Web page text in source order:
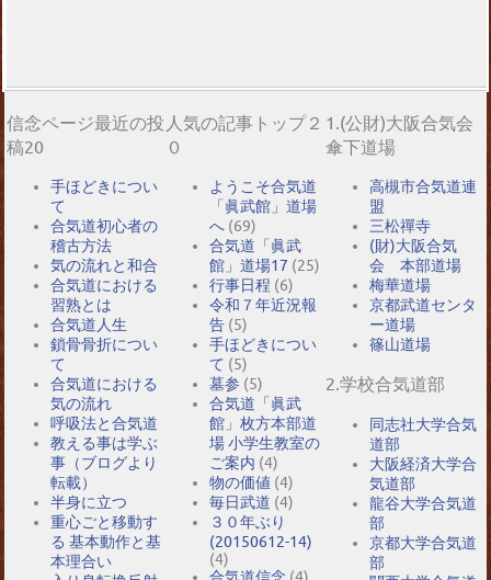
信念ページ最近の投
稿20
手ほどきについ
て
合気道初心者の
稽古方法
気の流れと和合
合気道における
習熟とは
合気道人生
鎖骨骨折につい
て
合気道における
気の流れ
呼吸法と合気道
教える事は学ぶ
事（ブログより
転載）
半身に立つ
重心ごと移動す
る 基本動作と基
本理合い
人気の記事トップ２
０
ようこそ合気道
「眞武館」道場
へ (69)
合気道「眞武
館」道場17 (25)
行事日程 (6)
令和７年近況報
告 (5)
手ほどきについ
て (5)
墓参 (5)
合気道「眞武
館」枚方本部道
場 小学生教室の
ご案内 (4)
物の価値 (4)
毎日武道 (4)
３０年ぶり
(20150612-14)
(4)
1.(公財)大阪合気会
傘下道場
高槻市合気道連
盟
三松禪寺
(財)大阪合気
会 本部道場
梅華道場
京都武道センタ
ー道場
篠山道場
2.学校合気道部
同志社大学合気
道部
大阪経済大学合
気道部
龍谷大学合気道
部
京都大学合気道
部